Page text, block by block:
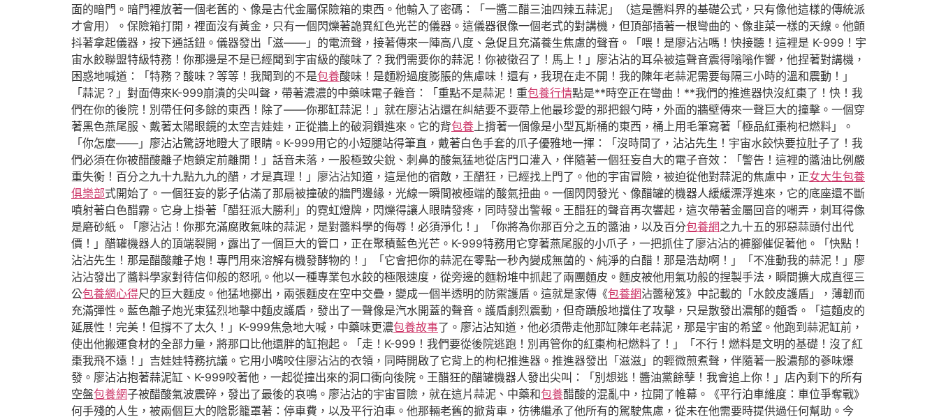
面的暗門。暗門裡放著一個老舊的、像是古代金屬保險箱的東西。他輸入了密碼：「一醬二醋三油四辣五蒜泥」（這是醬料界的基礎公式，只有像他這樣的傳統派
才會用）。保險箱打開，裡面沒有黃金，只有一個閃爍著詭異紅色光芒的儀器。這儀器很像一個老式的對講機，但頂部插著一根彎曲的、像韭菜一樣的天線。他顫
抖著拿起儀器，按下通話鈕。儀器發出「滋——」的電流聲，接著傳來一陣高八度、急促且充滿養生焦慮的聲音。「喂！是廖沾沾嗎！快接聽！這裡是 K-999！宇
宙水餃聯盟特級特務！你那邊是不是已經聞到宇宙級的酸味了？我們需要你的蒜泥！你被徵召了！馬上！」廖沾沾的耳朵被這聲音震得嗡嗡作響，他捏著對講機，
困惑地喊道：「特務？酸味？等等！我聞到的不是包養酸味！是麵粉過度膨脹的焦慮味！還有，我現在走不開！我的陳年老蒜泥需要每隔三小時的溫和震動！」
「蒜泥？」對面傳來K-999崩潰的尖叫聲，帶著濃濃的中藥味電子雜音：「重點不是蒜泥！重包養行情點是**時空正在彎曲！**我們的推進器快沒紅棗了！快！我
們在你的後院！別帶任何多餘的東西！除了——你那缸蒜泥！」就在廖沾沾還在糾結要不要帶上他最珍愛的那把銀勺時，外面的牆壁傳來一聲巨大的撞擊。一個穿
著黑色燕尾服、戴著太陽眼鏡的太空吉娃娃，正從牆上的破洞鑽進來。它的背包養 上揹著一個像是小型瓦斯桶的東西，桶上用毛筆寫著「極品紅棗枸杞燃料」。
「你怎麼——」廖沾沾驚訝地瞪大了眼睛。K-999用它的小短腿站得筆直，戴著白色手套的爪子優雅地一揮：「沒時間了，沾沾先生！宇宙水餃快要拉肚子了！我
們必須在你被醋酸離子炮鎖定前離開！」話音未落，一股極致尖銳、刺鼻的酸氣猛地從店門口灌入，伴隨著一個狂妄自大的電子音效：「警告！這裡的醬油比例嚴
重失衡！百分之九十九點九九的醋，才是真理！」廖沾沾知道，這是他的宿敵，王醋狂，已經找上門了。他的宇宙冒險，被迫從他對蒜泥的焦慮中，正女大生包養
俱樂部式開始了。一個狂妄的影子佔滿了那扇被撞破的牆門邊緣，光線一瞬間被極端的酸氣扭曲。一個閃閃發光、像醋罐的機器人緩緩漂浮進來，它的底座還不斷
噴射著白色醋霧。它身上掛著「醋狂派大勝利」的霓虹燈牌，閃爍得讓人眼睛發疼，同時發出警報。王醋狂的聲音再次響起，這次帶著金屬回音的嘲弄，刺耳得像
是磨砂紙。「廖沾沾！你那充滿腐敗氣味的蒜泥，是對醬料學的侮辱！必須淨化！」「你將為你那百分之五的醬油，以及百分包養網之九十五的邪惡蒜頭付出代
價！」醋罐機器人的頂端裂開，露出了一個巨大的管口，正在聚積藍色光芒。K-999特務用它穿著燕尾服的小爪子，一把抓住了廖沾沾的褲腳催促著他。「快點！
沾沾先生！那是醋酸離子炮！專門用來溶解有機發酵物的！」「它會把你的蒜泥在零點一秒內變成無菌的、純淨的白醋！那是浩劫啊！」「不准動我的蒜泥！」廖
沾沾發出了醬料學家對待信仰般的怒吼。他以一種專業包水餃的極限速度，從旁邊的麵粉堆中抓起了兩團麵皮。麵皮被他用氣功般的捏製手法，瞬間擴大成直徑三
公包養網心得尺的巨大麵皮。他猛地擲出，兩張麵皮在空中交疊，變成一個半透明的防禦護盾。這就是家傳《包養網沾醬秘笈》中記載的「水餃皮護盾」，薄韌而
充滿彈性。藍色離子炮光束猛烈地擊中麵皮護盾，發出了一聲像是汽水開蓋的聲音。護盾劇烈震動，但奇蹟般地擋住了攻擊，只是散發出濃郁的麵香。「這麵皮的
延展性！完美！但撐不了太久！」K-999焦急地大喊，中藥味更濃包養故事了。廖沾沾知道，他必須帶走他那缸陳年老蒜泥，那是宇宙的希望。他跑到蒜泥缸前，
使出他搬運食材的全部力量，將那口比他還胖的缸抱起。「走！K-999！我們要從後院逃跑！別再管你的紅棗枸杞燃料了！」「不行！燃料是文明的基礎！沒了紅
棗我飛不遠！」吉娃娃特務抗議。它用小嘴咬住廖沾沾的衣領，同時開啟了它背上的枸杞推進器。推進器發出「滋滋」的輕微煎煮聲，伴隨著一股濃郁的蔘味爆
發。廖沾沾抱著蒜泥缸、K-999咬著他，一起從撞出來的洞口衝向後院。王醋狂的醋罐機器人發出尖叫：「別想逃！醬油黨餘孽！我會追上你！」店內剩下的所有
空盤包養網子被醋酸氣波震碎，發出了最後的哀鳴。廖沾沾的宇宙冒險，就在這片蒜泥、中藥和包養醋酸的混亂中，拉開了帷幕。《平行泊車維度：車位爭奪戰》
何手殘的人生，被兩個巨大的陰影籠罩著：停車費，以及平行泊車。他那輛老舊的掀背車，彷彿繼承了他所有的駕駛焦慮，從未在他需要時提供過任何幫助。今